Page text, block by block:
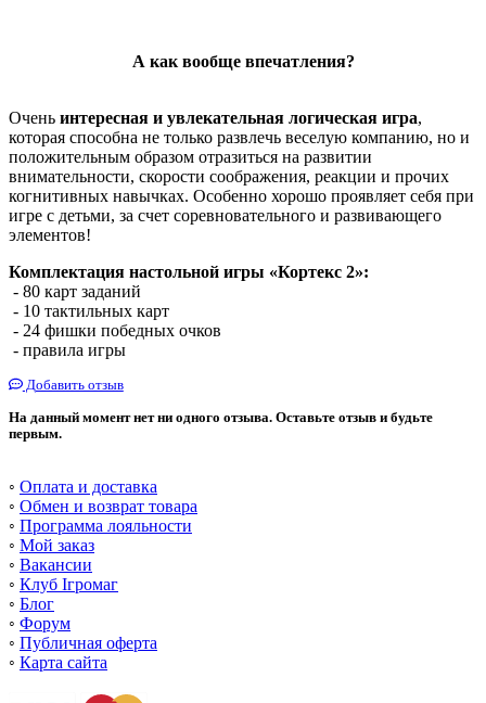
А как вообще впечатления?
Очень интересная и увлекательная логическая игра,
которая способна не только развлечь веселую компанию, но и
положительным образом отразиться на развитии
внимательности, скорости соображения, реакции и прочих
когнитивных навычках. Особенно хорошо проявляет себя при
игре с детьми, за счет соревновательного и развивающего
элементов!
Комплектация настольной игры «Кортекс 2»:
- 80 карт заданий
- 10 тактильных карт
- 24 фишки победных очков
- правила игры
Добавить отзыв
На данный момент нет ни одного отзыва. Оставьте отзыв и будьте
первым.
◦ Оплата и доставка
◦ Обмен и возврат товара
◦ Программа лояльности
◦ Мой заказ
◦ Вакансии
◦ Клуб Ігромаг
◦ Блог
◦ Форум
◦ Публичная оферта
◦ Карта сайта